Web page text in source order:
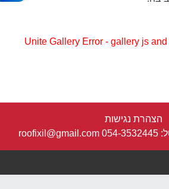
Unite Gallery Error - gallery js
הצהרת נגישות
054-3532445
roofixil@gmail.com